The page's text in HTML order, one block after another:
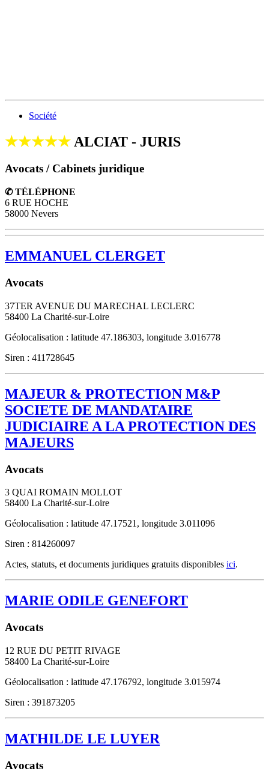
Société
★★★★★ ALCIAT - JURIS
Avocats / Cabinets juridique
✆ TÉLÉPHONE
6 RUE HOCHE
58000 Nevers
EMMANUEL CLERGET
Avocats
37TER AVENUE DU MARECHAL LECLERC
58400 La Charité-sur-Loire
Géolocalisation : latitude 47.186303, longitude 3.016778
Siren : 411728645
MAJEUR & PROTECTION M&P
SOCIETE DE MANDATAIRE
JUDICIAIRE A LA PROTECTION DES
MAJEURS
Avocats
3 QUAI ROMAIN MOLLOT
58400 La Charité-sur-Loire
Géolocalisation : latitude 47.17521, longitude 3.011096
Siren : 814260097
Actes, statuts, et documents juridiques gratuits disponibles ici.
MARIE ODILE GENEFORT
Avocats
12 RUE DU PETIT RIVAGE
58400 La Charité-sur-Loire
Géolocalisation : latitude 47.176792, longitude 3.015974
Siren : 391873205
MATHILDE LE LUYER
Avocats